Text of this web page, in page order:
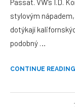
stylovým
dotýkají
podobný …
CONTINUE READING